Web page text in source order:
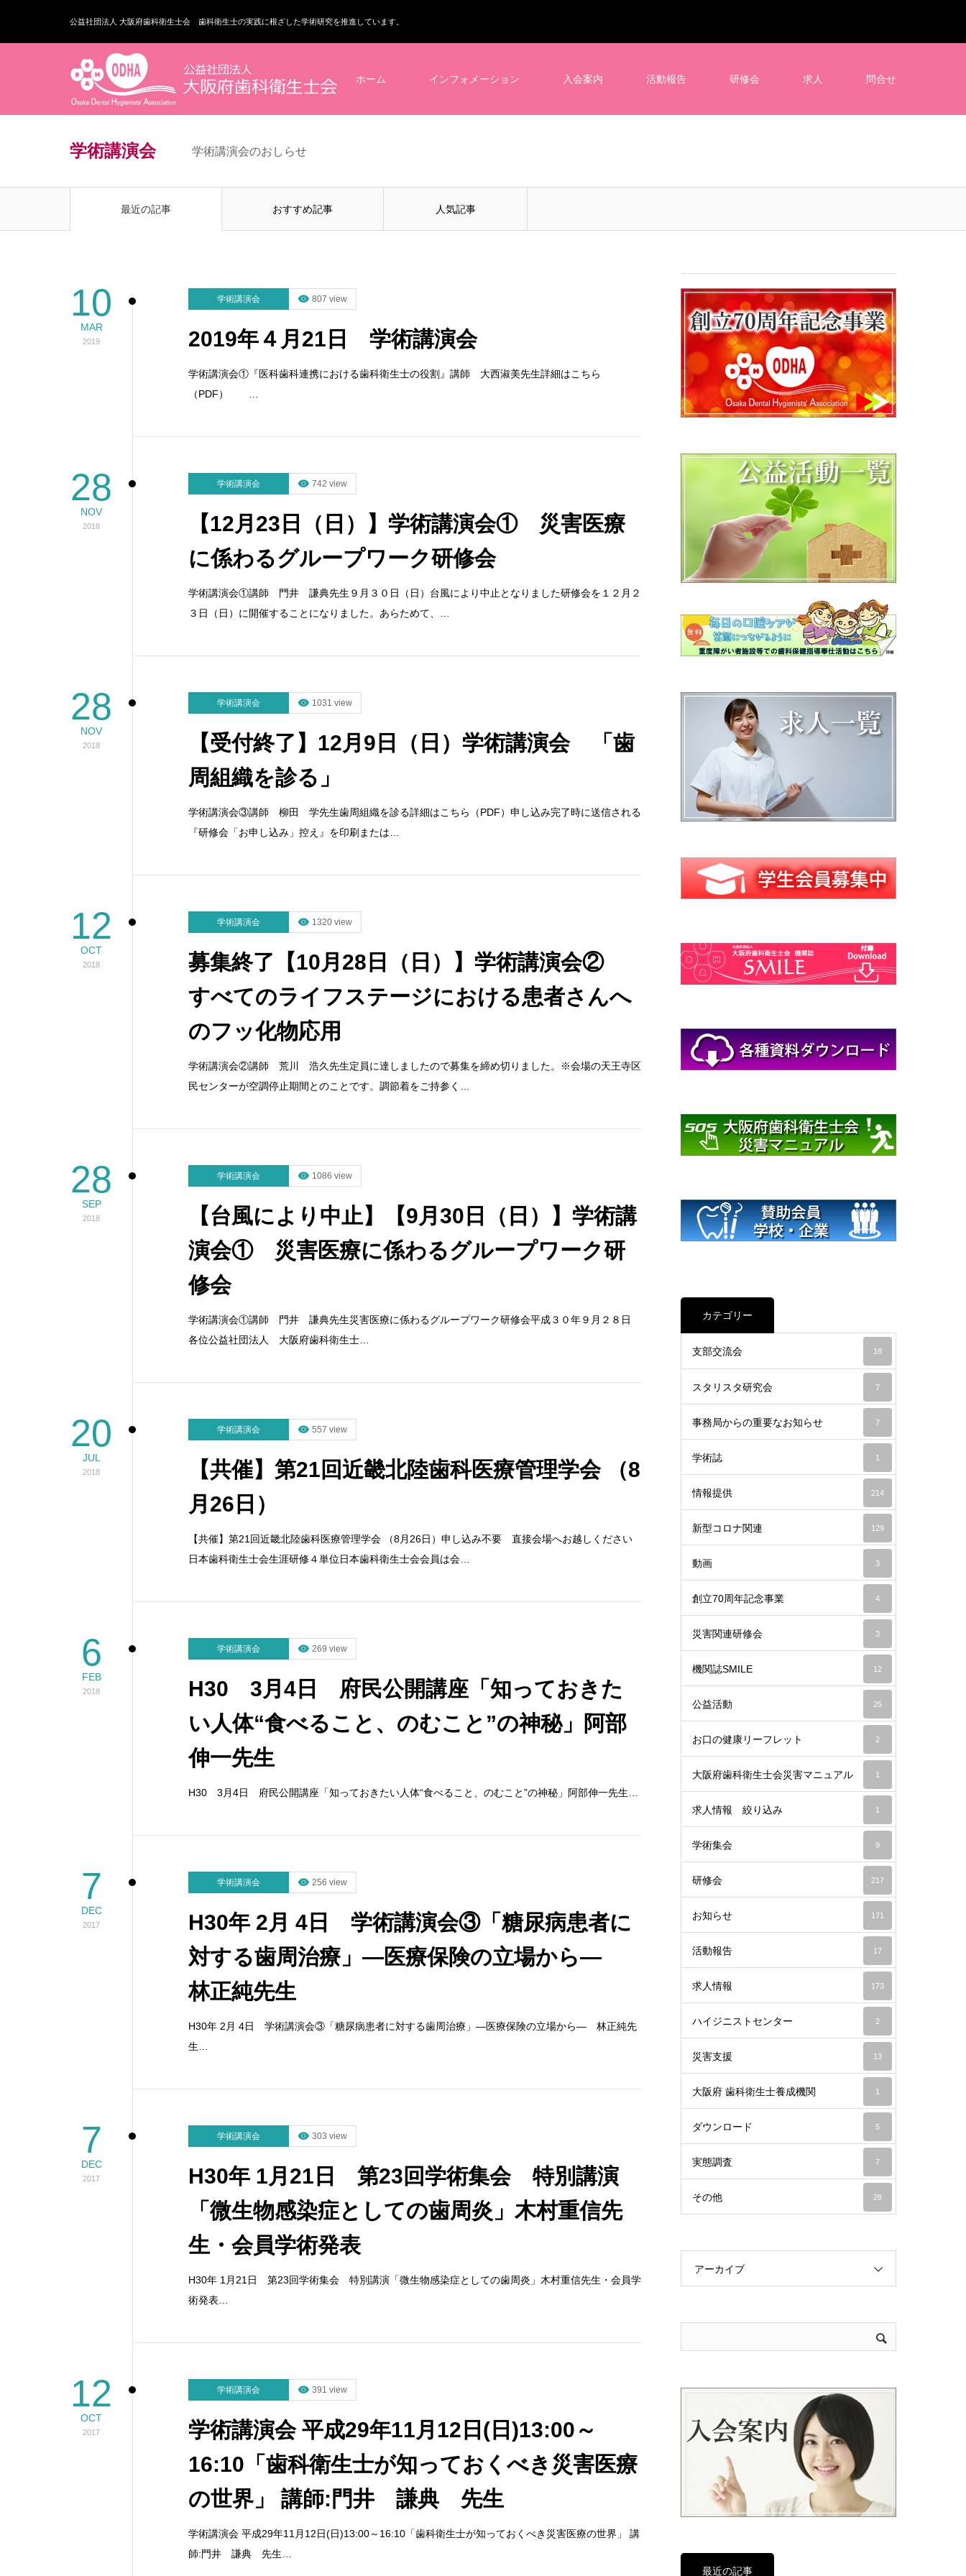
公益社団法人 大阪府歯科衛生士会 歯科衛生士の実践に根ざした学術研究を推進しています。
ホーム インフォメーション 入会案内 活動報告 研修会 求人 問合せ
学術講演会 学術講演会のおしらせ
最近の記事 おすすめ記事 人気記事
10
MAR
2019
学術講演会 807 view
2019年４月21日 学術講演会
学術講演会①『医科歯科連携における歯科衛生士の役割』講師 大西淑美先生詳細はこちら
（PDF） …
28
NOV
2018
学術講演会 742 view
【12月23日（日）】学術講演会① 災害医療
に係わるグループワーク研修会
学術講演会①講師 門井 謙典先生９月３０日（日）台風により中止となりました研修会を１２月２
３日（日）に開催することになりました。あらためて、…
28
NOV
2018
学術講演会 1031 view
【受付終了】12月9日（日）学術講演会 「歯
周組織を診る」
学術講演会③講師 柳田 学先生歯周組織を診る詳細はこちら（PDF）申し込み完了時に送信される
『研修会「お申し込み」控え』を印刷または…
12
OCT
2018
学術講演会 1320 view
募集終了【10月28日（日）】学術講演会②
すべてのライフステージにおける患者さんへ
のフッ化物応用
学術講演会②講師 荒川 浩久先生定員に達しましたので募集を締め切りました。※会場の天王寺区
民センターが空調停止期間とのことです。調節着をご持参く…
28
SEP
2018
学術講演会 1086 view
【台風により中止】【9月30日（日）】学術講
演会① 災害医療に係わるグループワーク研
修会
学術講演会①講師 門井 謙典先生災害医療に係わるグループワーク研修会平成３０年９月２８日
各位公益社団法人 大阪府歯科衛生士…
20
JUL
2018
学術講演会 557 view
【共催】第21回近畿北陸歯科医療管理学会 （8
月26日）
【共催】第21回近畿北陸歯科医療管理学会 （8月26日）申し込み不要 直接会場へお越しください
日本歯科衛生士会生涯研修４単位日本歯科衛生士会会員は会…
6
FEB
2018
学術講演会 269 view
H30 3月4日 府民公開講座「知っておきた
い人体“食べること、のむこと”の神秘」阿部
伸一先生
H30 3月4日 府民公開講座「知っておきたい人体“食べること、のむこと”の神秘」阿部伸一先生…
7
DEC
2017
学術講演会 256 view
H30年 2月 4日 学術講演会③「糖尿病患者に
対する歯周治療」―医療保険の立場から―
林正純先生
H30年 2月 4日 学術講演会③「糖尿病患者に対する歯周治療」―医療保険の立場から― 林正純先
生…
7
DEC
2017
学術講演会 303 view
H30年 1月21日 第23回学術集会 特別講演
「微生物感染症としての歯周炎」木村重信先
生・会員学術発表
H30年 1月21日 第23回学術集会 特別講演「微生物感染症としての歯周炎」木村重信先生・会員学
術発表…
12
OCT
2017
学術講演会 391 view
学術講演会 平成29年11月12日(日)13:00～
16:10「歯科衛生士が知っておくべき災害医療
の世界」 講師:門井 謙典 先生
学術講演会 平成29年11月12日(日)13:00～16:10「歯科衛生士が知っておくべき災害医療の世界」 講
師:門井 謙典 先生…
カテゴリー
支部交流会 18
スタリスタ研究会 7
事務局からの重要なお知らせ 7
学術誌 1
情報提供 214
新型コロナ関連 129
動画 3
創立70周年記念事業 4
災害関連研修会 3
機関誌SMILE 12
公益活動 25
お口の健康リーフレット 2
大阪府歯科衛生士会災害マニュアル 1
求人情報 絞り込み 1
学術集会 9
研修会 217
お知らせ 171
活動報告 17
求人情報 173
ハイジニストセンター 2
災害支援 13
大阪府 歯科衛生士養成機関 1
ダウンロード 5
実態調査 7
その他 28
アーカイブ
最近の記事